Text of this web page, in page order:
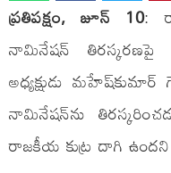
ప్రతిపక్షం, జూన్ 10:
నామినేషన్ తిరస్కరణపై
అధ్యక్షుడు మహేష్‌కుమార్
నామినేషన్‌ను
రాజకీయ కుట్ర దాగి